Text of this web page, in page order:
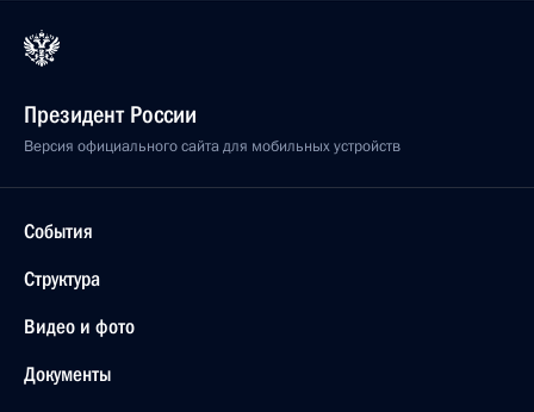
Президент России
Версия официального сайта для мобильных устройств
События
Структура
Видео и фото
Документы